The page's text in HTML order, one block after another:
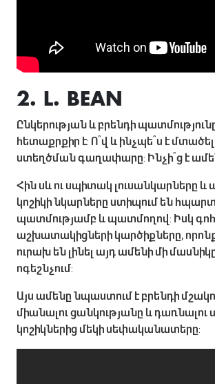
2. L. BEAN
Ընկերության և բրենդի
հետաքրքիր է: Ո՞վ և ինչպե՞ս է
ստեղծման գաղափարը: Ինչի՞ց է ամեն
Հին սև ու սպիտակ լուսանկարները և
կոշիկի նկարները ստիպում են
պատմությամբ և պատմողով: Իսկ գոհ
աշխատակիցների կարծիքները,
ուրախ են լինել այդ ամենի մի
ոգեշնչում:
Այս ամենը նպաստում է բրենդի
միանալու ցանկությանը և դառնալու
կոշիկներից մեկի սեփականատերը: